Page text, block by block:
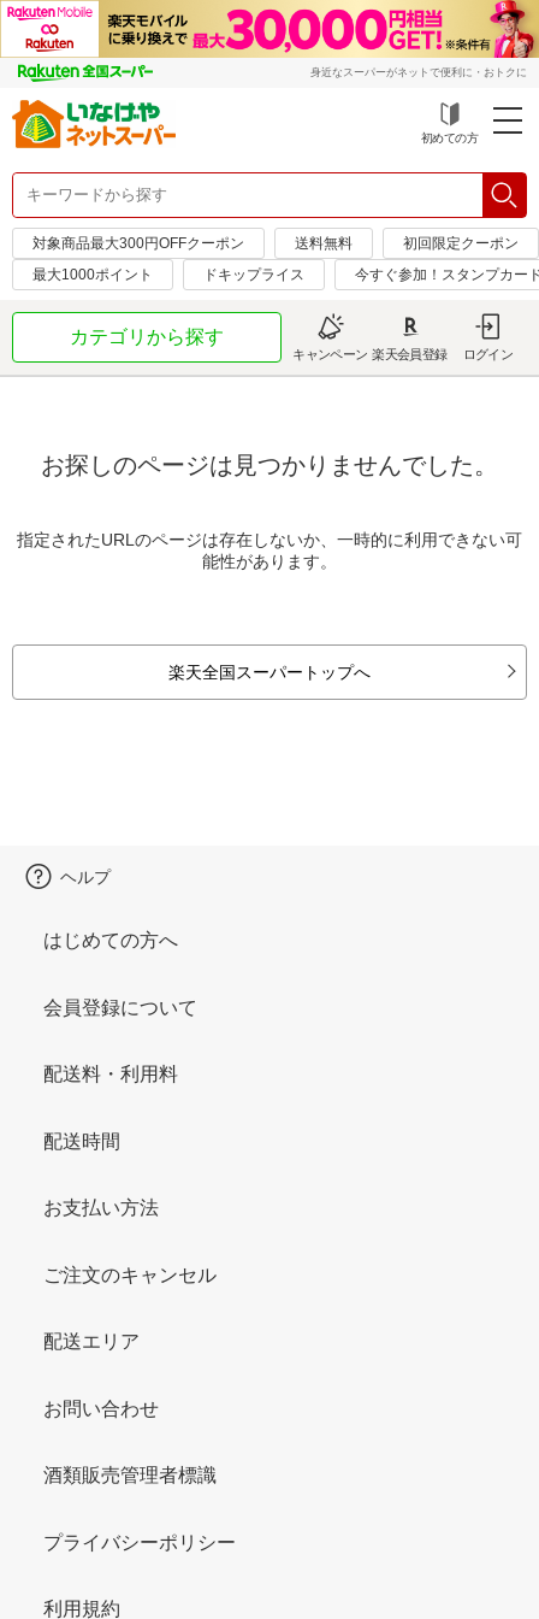
身近なスーパーがネットで便利に・おトクに
初めての方
対象商品最大300円OFFクーポン 送料無料
初回限定クーポン
最大1000ポイント
ドキップライス 今すぐ参加！スタンプカー
カテゴリから探す
キャンペーン 楽天会員登録 ログイン
お探しのページは見つかりませんでした。
指定されたURLのページは存在しないか、一時的に利用できない可
能性があります。
楽天全国スーパートップへ
ヘルプ
はじめての方へ
会員登録について
配送料・利用料
配送時間
お支払い方法
ご注文のキャンセル
配送エリア
お問い合わせ
酒類販売管理者標識
プライバシーポリシー
利用規約